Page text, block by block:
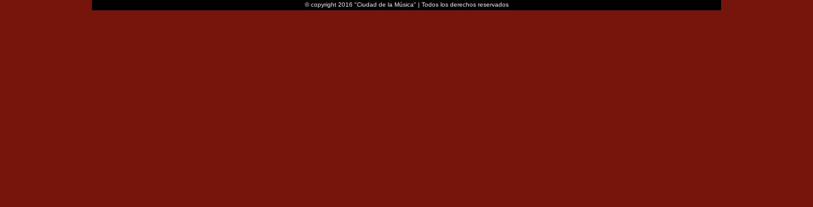
© copyright 2016 "Ciudad de la Música" | Todos los derechos reservados